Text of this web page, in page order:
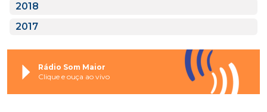
2018
2017
Rádio Som Maior
Clique e ouça ao vivo